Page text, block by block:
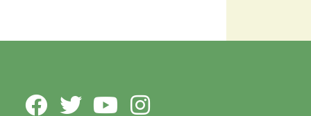
italienne. Sacrée vice